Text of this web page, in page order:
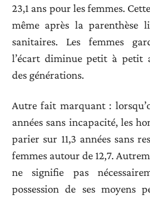
23,1 ans pour les femmes.
même après la parenthèse
sanitaires. Les femmes
l’écart diminue petit à petit
des générations.
Autre fait marquant :
années sans incapacité, les
parier sur 11,3 années sans
femmes autour de 12,7.
ne signifie pas
possession de ses moyens